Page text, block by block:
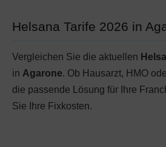
Helsana Tarife 2026 in
Vergleichen Sie die aktuellen
in Agarone. Ob Hausarzt, HMO
die passende Lösung für Ihre
Sie Ihre Fixkosten.